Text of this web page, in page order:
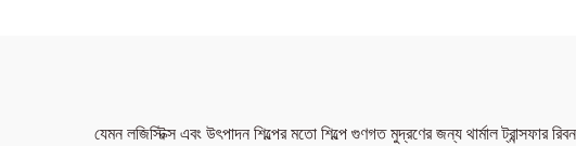
যেমন লজিস্টিক্স এবং উৎপাদন শিল্পের মতো শিল্পে গুণগত মুদ্রণের জন্য থার্মাল